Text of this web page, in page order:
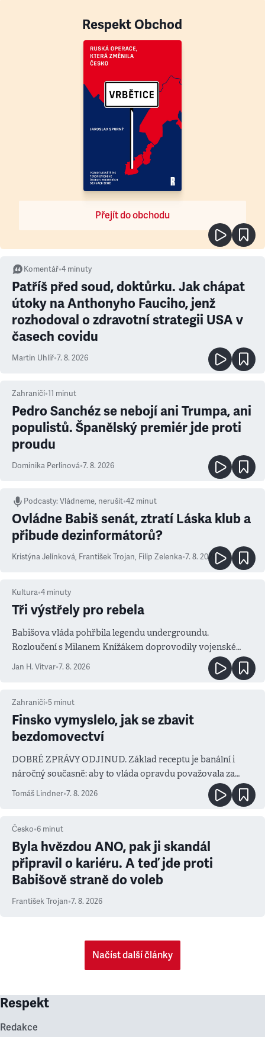
Respekt Obchod
Přejít do obchodu
Komentář•4 minuty
Patříš před soud, doktůrku. Jak chápat
útoky na Anthonyho Fauciho, jenž
rozhodoval o zdravotní strategii USA v
časech covidu
Martin Uhlíř•7. 8. 2026
Zahraničí•11 minut
Pedro Sanchéz se nebojí ani Trumpa, ani
populistů. Španělský premiér jde proti
proudu
Dominika Perlínová•7. 8. 2026
Podcasty:Vládneme, nerušit•42 minut
Ovládne Babiš senát, ztratí Láska klub a
přibude dezinformátorů?
Kristýna Jelínková, František Trojan, Filip Zelenka•7. 8. 2026
Kultura•4 minuty
Tři výstřely pro rebela
Babišova vláda pohřbila legendu undergroundu.
Rozloučení s Milanem Knížákem doprovodily vojenské
salvy i kritika pokrokářů
Jan H. Vitvar•7. 8. 2026
Zahraničí•5 minut
Finsko vymyslelo, jak se zbavit
bezdomovectví
DOBRÉ ZPRÁVY ODJINUD. Základ receptu je banální i
náročný současně: aby to vláda opravdu považovala za
prioritu
Tomáš Lindner•7. 8. 2026
Česko•6 minut
Byla hvězdou ANO, pak ji skandál
připravil o kariéru. A teď jde proti
Babišově straně do voleb
František Trojan•7. 8. 2026
Načíst další články
Respekt
Redakce